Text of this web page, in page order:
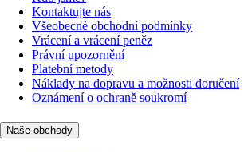
Kontaktujte nás
Všeobecné obchodní podmínky
Vrácení a vrácení peněz
Právní upozornění
Platební metody
Náklady na dopravu a možnosti doručení
Oznámení o ochraně soukromí
Naše obchody